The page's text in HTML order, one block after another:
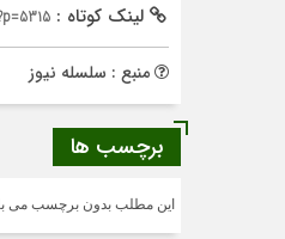
لینک کوتاه :
منبع : سلسله نیوز
برچسب ها
این مطلب بدون برچسب می